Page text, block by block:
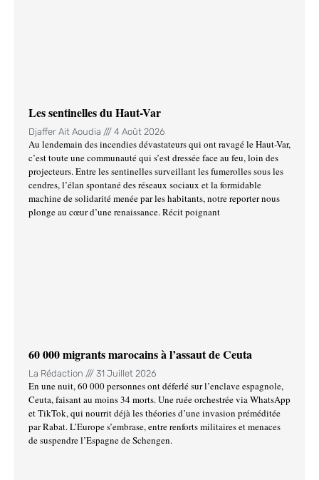
Les sentinelles du Haut-Var
Djaffer Ait Aoudia 4 Août 2026
Au lendemain des incendies dévastateurs qui ont ravagé le Haut-Var,
c’est toute une communauté qui s’est dressée face au feu, loin des
projecteurs. Entre les sentinelles surveillant les fumerolles sous les
cendres, l’élan spontané des réseaux sociaux et la formidable
machine de solidarité menée par les habitants, notre reporter nous
plonge au cœur d’une renaissance. Récit poignant
60 000 migrants marocains à l’assaut de Ceuta
La Rédaction 31 Juillet 2026
En une nuit, 60 000 personnes ont déferlé sur l’enclave espagnole,
Ceuta, faisant au moins 34 morts. Une ruée orchestrée via WhatsApp
et TikTok, qui nourrit déjà les théories d’une invasion préméditée
par Rabat. L’Europe s’embrase, entre renforts militaires et menaces
de suspendre l’Espagne de Schengen.